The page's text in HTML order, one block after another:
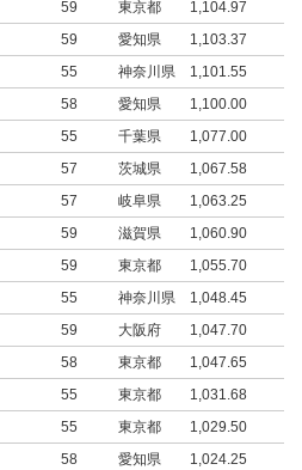
59 東京都
1,104.97
59 愛知県
1,103.37
55 神奈川県
1,101.55
58 愛知県
1,100.00
55 千葉県
1,077.00
57 茨城県
1,067.58
57 岐阜県
1,063.25
59 滋賀県
1,060.90
59 東京都
1,055.70
55 神奈川県
1,048.45
59 大阪府
1,047.70
58 東京都
1,047.65
55 東京都
1,031.68
55 東京都
1,029.50
58 愛知県
1,024.25